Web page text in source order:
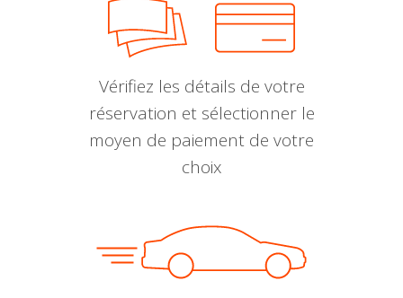
Vérifiez les détails de votre
réservation et sélectionner le
moyen de paiement de votre
choix